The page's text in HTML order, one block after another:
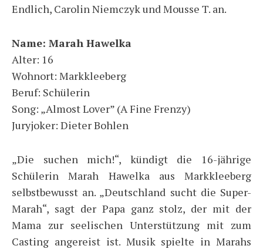
Endlich, Carolin Niemczyk und Mousse T. an.
Name: Marah Hawelka
Alter: 16
Wohnort: Markkleeberg
Beruf: Schülerin
Song: „Almost Lover” (A Fine Frenzy)
Juryjoker: Dieter Bohlen
„Die suchen mich!“, kündigt die 16-jährige
Schülerin Marah Hawelka aus Markkleeberg
selbstbewusst an. „Deutschland sucht die Super-
Marah“, sagt der Papa ganz stolz, der mit der
Mama zur seelischen Unterstützung mit zum
Casting angereist ist. Musik spielte in Marahs